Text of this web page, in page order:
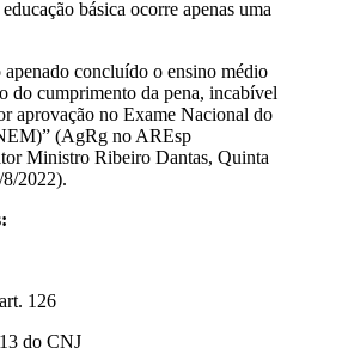
básica ocorre apenas uma
apenado concluído o ensino médio
cumprimento da pena, incabível
aprovação no Exame Nacional do
(AgRg no AREsp
Ministro Ribeiro Dantas, Quinta
2022).
126
do CNJ